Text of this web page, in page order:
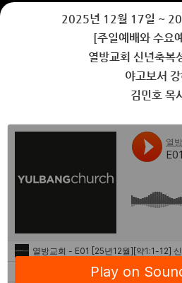
2025년 12월 17일 ~
[주일예배와 수요
열방교회 신년축복
야고보서 강
김민호 목